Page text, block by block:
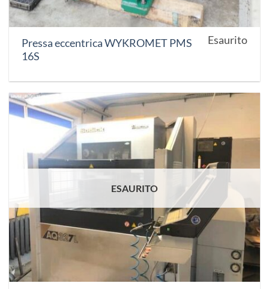
Pressa eccentrica WYKROMET PMS
16S
Esaurito
ESAURITO